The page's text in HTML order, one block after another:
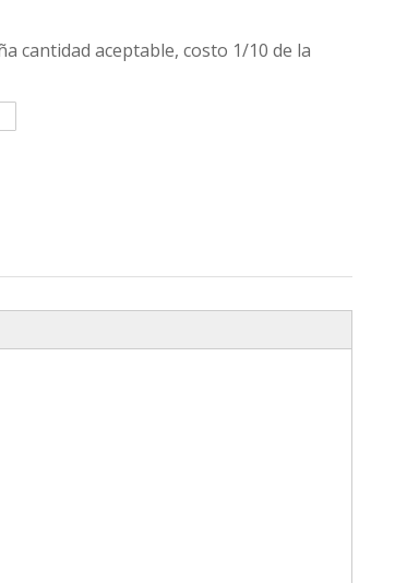
cantidad aceptable, costo 1/10 de la